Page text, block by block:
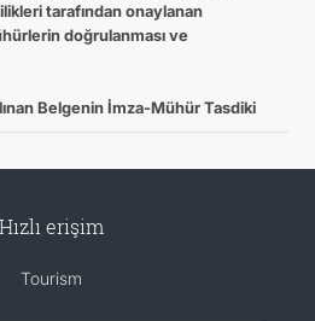
tarafından onaylanan
doğrulanması ve
Belgenin İmza-Mühür Tasdiki
Hızlı erişim
Tourism